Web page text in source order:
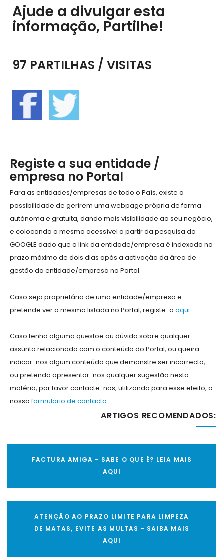
Ajude a divulgar esta
informação, Partilhe!
97 PARTILHAS / VISITAS
Registe a sua entidade /
empresa no Portal
Para as entidades/empresas de todo o País, existe a
possibilidade de gerirem uma webpage própria de forma
autónoma e gratuita, dando mais visibilidade ao seu negócio,
e colocando o mesmo acessível a partir da pesquisa do
GOOGLE dado que o link da entidade/empresa é indexado no
prazo máximo de dois dias após a activação da área de
gestão da entidade/empresa no Portal.
Caso seja proprietário de uma entidade/empresa e
pretende ver a mesma listada no Portal, registe-a aqui.
Caso tenha alguma questõe ou dúvida sobre qualquer
assunto relacionado com o conteúdo do Portal, ou queira
indicar-nos algum conteúdo que demonstre ser incorrecto,
ou pretenda apresentar-nos qualquer sugestão nesta
matéria, por favor contacte-nos, utilizando para esse efeito, o
nossoformulário de contacto
ARTIGOS RECOMENDADOS:
FACTURA AMIGA - SABE O QUE É? LEIA MAIS
AQUI
ATENÇÃO AO PRAZO LIMITE PARA LIMPEZA
DE MATAS, EVITE AS MULTAS - SAIBA MAIS
AQUI